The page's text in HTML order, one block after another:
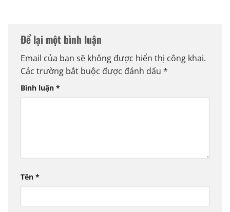
Để lại một bình luận
Email của bạn sẽ không được hiển thị công khai.
Các trường bắt buộc được đánh dấu *
Bình luận *
Tên *